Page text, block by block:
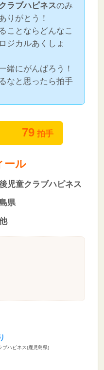
ラブハピネスのみ
りがとう！
ことならどんなこ
ジカルあくしょ
緒にがんばろう！
なと思ったら拍手
79 拍手
ール
児童クラブハピネス
県
ブハピネス(鹿児島県)